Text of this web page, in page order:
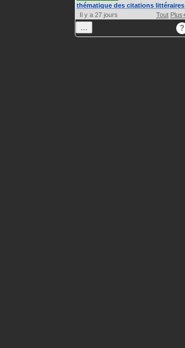
thématique des citations littéraires
Il y a 27 jours
Tout
?